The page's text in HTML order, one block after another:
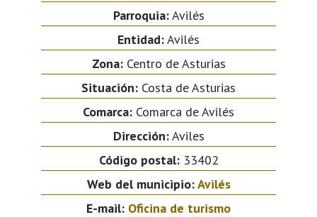
Parroquia:Avilés
Entidad:Avilés
Zona:Centro de Asturias
Situación: Costa de Asturias
Comarca: Comarca de Avilés
Dirección:Aviles
Código postal:33402
Web del municipio:Avilés
E-mail: Oficina de turismo